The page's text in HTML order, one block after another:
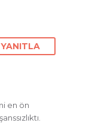
YANITLA
en ön